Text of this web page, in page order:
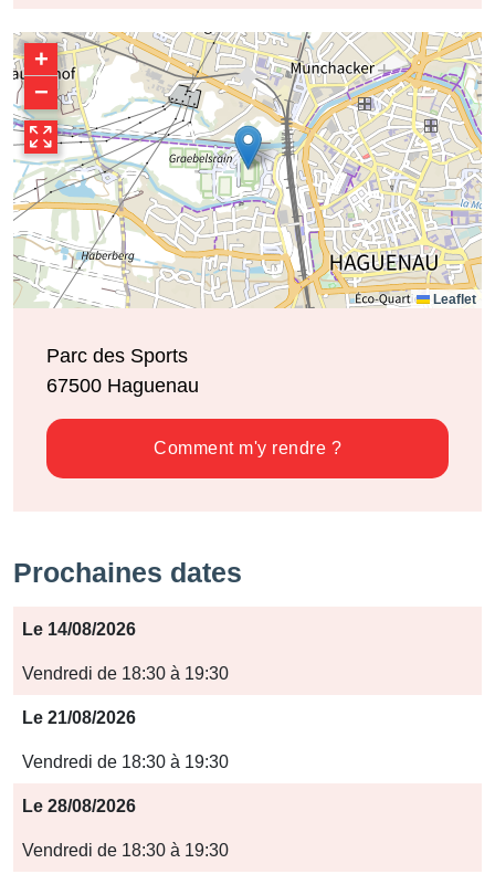
+
−
Leaflet
Parc des Sports
67500 Haguenau
Comment m'y rendre ?
Prochaines dates
Période
Jours
Horaires
Le 14/08/2026
Vendredi de 18:30 à 19:30
Le 21/08/2026
Vendredi de 18:30 à 19:30
Le 28/08/2026
Vendredi de 18:30 à 19:30